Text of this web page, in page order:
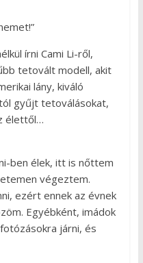
írni Cami Li-ről,
tetovált modell, akit
lány, kiváló
gyűjt tetoválásokat,
élettől…
ben élek, itt is nőttem
végeztem.
ezért ennek az évnek
Egyébként, imádok
járni, és